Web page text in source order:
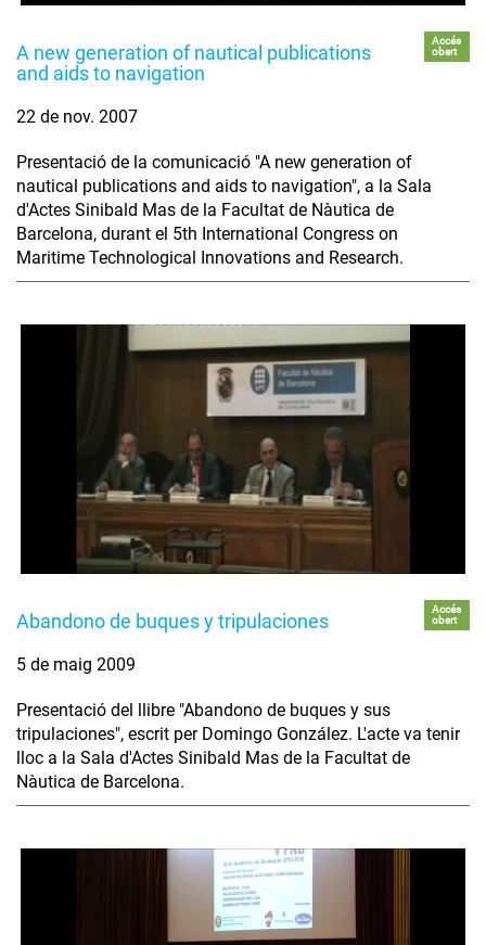
A new generation of nautical publications
and aids to navigation
Accés
obert
22 de nov. 2007
Presentació de la comunicació "A new generation of
nautical publications and aids to navigation", a la Sala
d'Actes Sinibald Mas de la Facultat de Nàutica de
Barcelona, durant el 5th International Congress on
Maritime Technological Innovations and Research.
Abandono de buques y tripulaciones
Accés
obert
5 de maig 2009
Presentació del llibre "Abandono de buques y sus
tripulaciones", escrit per Domingo González. L'acte va tenir
lloc a la Sala d'Actes Sinibald Mas de la Facultat de
Nàutica de Barcelona.